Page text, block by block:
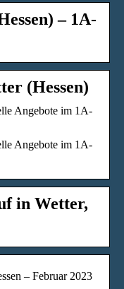
– 1A-
(Hessen)
Angebote im 1A-
Angebote im 1A-
in Wetter,
– Februar 2023